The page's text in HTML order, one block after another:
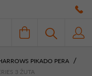
PIKADO PERA
3 ŽUTA